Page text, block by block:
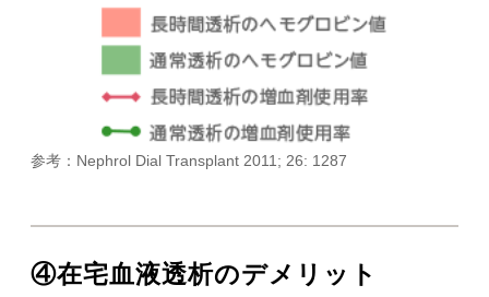
参考：Nephrol Dial Transplant 2011; 26: 1287
④在宅血液透析のデメリット